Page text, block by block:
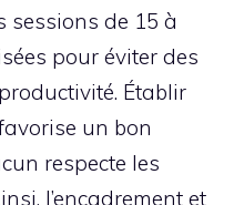
sessions de 15 à
pour éviter des
Établir
un bon
respecte les
l’encadrement et